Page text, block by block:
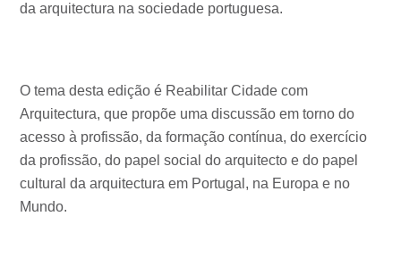
da arquitectura na sociedade portuguesa.
O tema desta edição é Reabilitar Cidade com
Arquitectura, que propõe uma discussão em torno do
acesso à profissão, da formação contínua, do exercício
da profissão, do papel social do arquitecto e do papel
cultural da arquitectura em Portugal, na Europa e no
Mundo.